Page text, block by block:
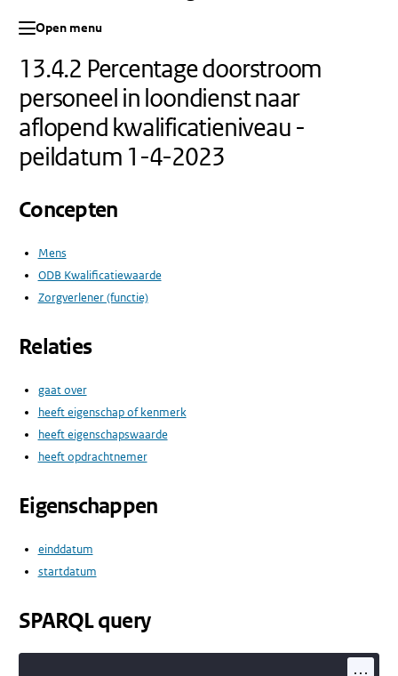
Open menu
13.4.2 Percentage doorstroom
personeel in loondienst naar
aflopend kwalificatieniveau -
peildatum 1-4-2023
Concepten
Mens
ODB Kwalificatiewaarde
Zorgverlener (functie)
Relaties
gaat over
heeft eigenschap of kenmerk
heeft eigenschapswaarde
heeft opdrachtnemer
Eigenschappen
einddatum
startdatum
SPARQL query
...